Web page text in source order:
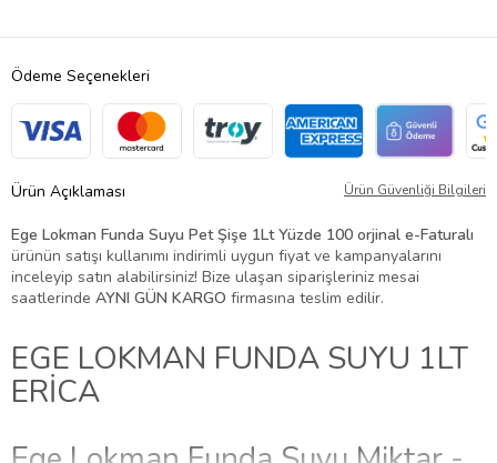
Ödeme Seçenekleri
Ürün Açıklaması Ürün Güvenliği Bilgileri
Ege Lokman Funda Suyu Pet Şişe 1Lt Yüzde 100 orjinal e-Faturalı
ürünün satışı kullanımı indirimli uygun fiyat ve kampanyalarını
inceleyip satın alabilirsiniz! Bize ulaşan siparişleriniz mesai
saatlerinde AYNI GÜN KARGO firmasına teslim edilir.
EGE LOKMAN FUNDA SUYU 1LT
ERİCA